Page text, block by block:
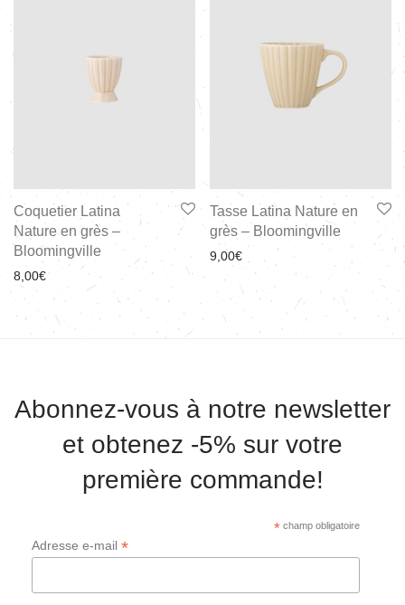
Coquetier Latina
Nature en grès –
Bloomingville
8,00€
Tasse Latina Nature en
grès – Bloomingville
9,00€
Abonnez-vous à notre newsletter
et obtenez -5% sur votre
première commande!
*champ obligatoire
Adresse e-mail *